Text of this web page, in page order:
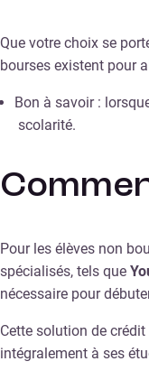
Que votre choix se
bourses existent pour
Bon à savoir :
scolarité.
Pour les élèves non
spécialisés, tels que
nécessaire pour
Cette solution de
intégralement à ses